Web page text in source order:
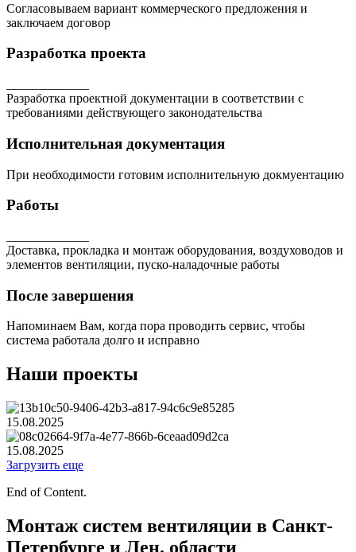
Согласовываем вариант коммерческого предложения и
заключаем договор
Разработка проекта
Разработка проектной документации в соответствии с
требованиями действующего законодательства
Исполнительная документация
При необходимости готовим исполнительную докмуентацию
Работы
Доставка, прокладка и монтаж оборудования, воздуховодов и
элементов вентиляции, пуско-наладочные работы
После завершения
Напоминаем Вам, когда пора проводить сервис, чтобы
система работала долго и исправно
Наши проекты
15.08.2025
15.08.2025
Загрузить еще
End of Content.
Монтаж систем вентиляции в Санкт-
Петербурге и Лен. области